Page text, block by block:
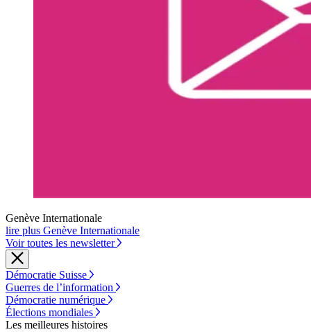
Genève Internationale
lire plus Genève Internationale
Voir toutes les newsletter
Démocratie Suisse
Guerres de l’information
Démocratie numérique
Élections mondiales
Les meilleures histoires